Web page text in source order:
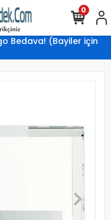
Bedava! (Bayiler için
0